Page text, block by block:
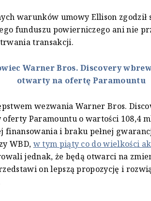
warunków umowy Ellison zgodził
funduszu powierniczego ani nie
transakcji.
Warner Bros. Discovery
otwarty na ofertę Paramountu
wezwania Warner Bros.
Paramountu o wartości 108,4
finansowania i braku pełnej
WBD, w tym piąty co do wielkości
jednak, że będą otwarci na
on lepszą propozycję i